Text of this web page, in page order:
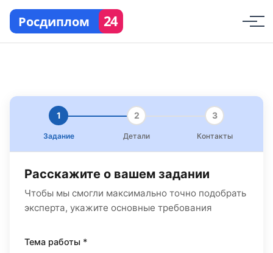
Росдиплом 24
1
Задание
2
Детали
3
Контакты
Расскажите о вашем задании
Чтобы мы смогли максимально точно подобрать
эксперта, укажите основные требования
Тема работы *